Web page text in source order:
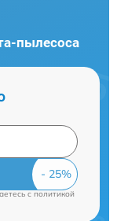
пылесоса
c политикой